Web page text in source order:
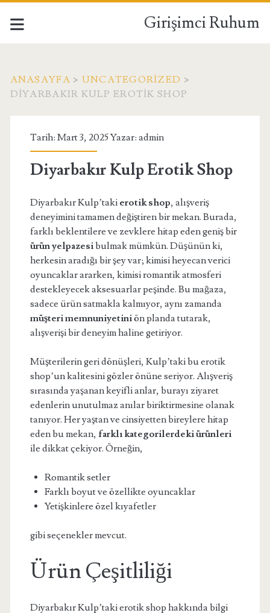
Girişimci Ruhum
ANASAYFA > UNCATEGORIZED >
DIYARBAKIR KULP EROTIK SHOP
Tarih: Mart 3, 2025 Yazar: admin
Diyarbakır Kulp Erotik Shop
Diyarbakır Kulp’taki erotik shop, alışveriş
deneyimini tamamen değiştiren bir mekan. Burada,
farklı beklentilere ve zevklere hitap eden geniş bir
ürün yelpazesibulmak mümkün. Düşünün ki,
herkesin aradığı bir şey var; kimisi heyecan verici
oyuncaklar ararken, kimisi romantik atmosferi
destekleyecek aksesuarlar peşinde. Bu mağaza,
sadece ürün satmakla kalmıyor, aynı zamanda
müşteri memnuniyetiniön planda tutarak,
alışverişi bir deneyim haline getiriyor.
Müşterilerin geri dönüşleri, Kulp’taki bu erotik
shop’un kalitesini gözler önüne seriyor. Alışveriş
sırasında yaşanan keyifli anlar, burayı ziyaret
edenlerin unutulmaz anılar biriktirmesine olanak
tanıyor. Her yaştan ve cinsiyetten bireylere hitap
eden bu mekan, farklı kategorilerdeki ürünleri
ile dikkat çekiyor. Örneğin,
Romantik setler
Farklı boyut ve özellikte oyuncaklar
Yetişkinlere özel kıyafetler
gibi seçenekler mevcut.
Ürün Çeşitliliği
Diyarbakır Kulp’taki erotik shop hakkında bilgi